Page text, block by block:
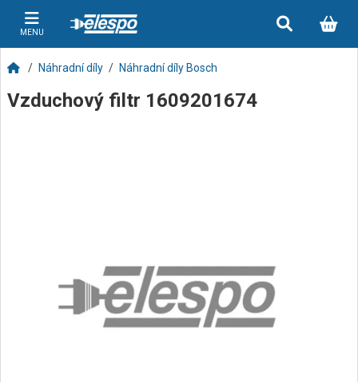
MENU
Náhradní díly Náhradní díly Bosch
Vzduchový filtr 1609201674